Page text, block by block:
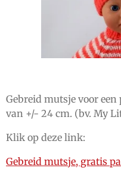
Gebreid mutsje voor
van +/- 24 cm. (bv. My
Klik op deze link:
Gebreid mutsje, gratis